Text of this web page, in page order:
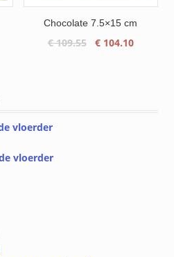
Chocolate 7.5×15 cm
€109.55
Oorspronkelijke
€ 104.10Huidige
vloerder
vloerder